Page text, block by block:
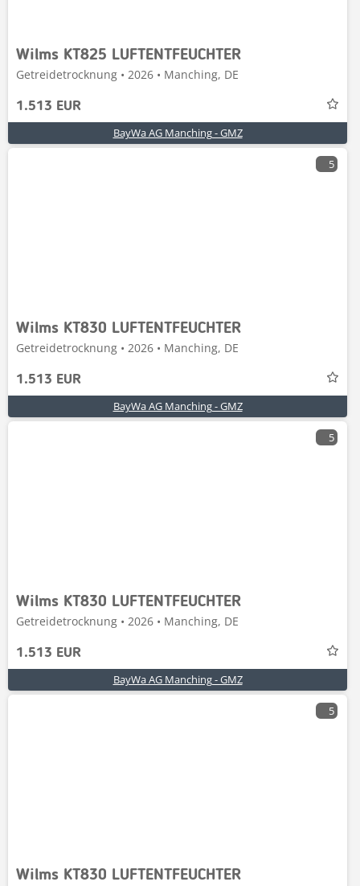
Wilms KT825 LUFTENTFEUCHTER
Getreidetrocknung • 2026 • Manching, DE
1.513 EUR
BayWa AG Manching - GMZ
5
Wilms KT830 LUFTENTFEUCHTER
Getreidetrocknung • 2026 • Manching, DE
1.513 EUR
BayWa AG Manching - GMZ
5
Wilms KT830 LUFTENTFEUCHTER
Getreidetrocknung • 2026 • Manching, DE
1.513 EUR
BayWa AG Manching - GMZ
5
Wilms KT830 LUFTENTFEUCHTER